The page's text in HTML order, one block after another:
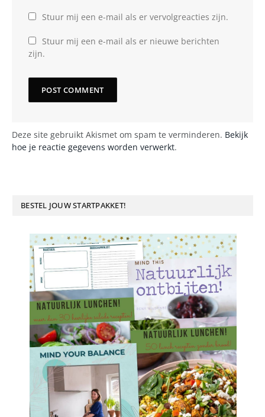
Stuur mij een e-mail als er vervolgreacties zijn.
Stuur mij een e-mail als er nieuwe berichten
zijn.
Deze site gebruikt Akismet om spam te verminderen. Bekijk
hoe je reactie gegevens worden verwerkt.
BESTEL JOUW STARTPAKKET!